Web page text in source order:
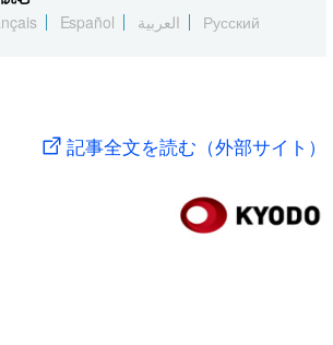
Español العربية Русский
記事全文を読む（外部サイト）